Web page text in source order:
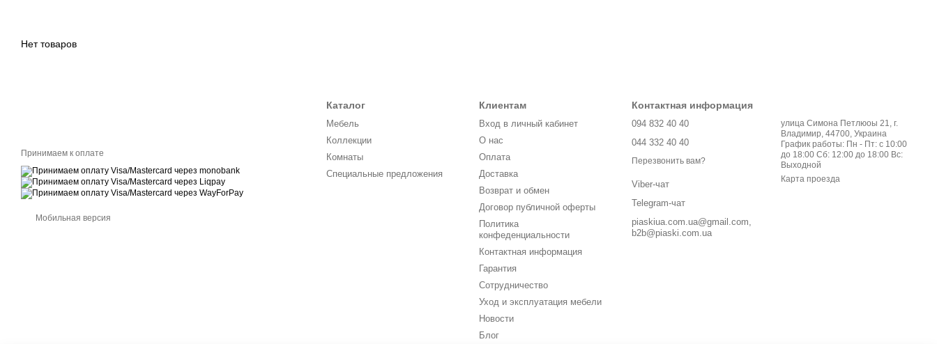
Нет товаров
Принимаем к оплате
Мобильная версия
Каталог
Мебель
Коллекции
Комнаты
Специальные предложения
Клиентам
Вход в личный кабинет
О нас
Оплата
Доставка
Возврат и обмен
Договор публичной оферты
Политика
конфеденциальности
Контактная информация
Гарантия
Сотрудничество
Уход и эксплуатация мебели
Новости
Блог
Контактная информация
094 832 40 40
044 332 40 40
Перезвонить вам?
Viber-чат
Telegram-чат
piaskiua.com.ua@gmail.com,
b2b@piaski.com.ua
улица Симона Петлюоы 21, г.
Владимир, 44700, Украина
График работы: Пн - Пт: с 10:00
до 18:00 Сб: 12:00 до 18:00 Вс:
Выходной
Карта проезда